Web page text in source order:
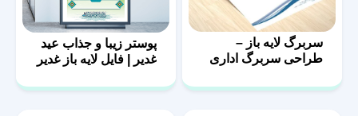
سربرگ لایه باز –
طراحی سربرگ اداری
پوستر زیبا و جذاب عید
غدیر | فایل لایه باز غدیر